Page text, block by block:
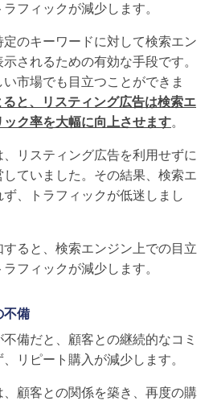
フィックが減少します。
のキーワードに対して検索エン
されるための有効な手段です。
市場でも目立つことができま
ると、リスティング広告は検索エ
ク率を大幅に向上させます。
リスティング広告を利用せずに
ていました。その結果、検索エ
、トラフィックが低迷しまし
ると、検索エンジン上での目立
フィックが減少します。
不備
備だと、顧客との継続的なコミ
リピート購入が減少します。
、顧客との関係を築き、再度の購